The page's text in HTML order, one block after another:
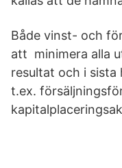
Både vinst- och
att minimera alla
resultat och i
t.ex.